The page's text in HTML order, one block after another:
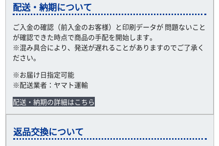
配送・納期について
ご入金の確認（前入金のお客様）と印刷データが 問題ないこと
が確認できた時点で商品の手配を開始します。
※混み具合により、発送が遅れることがありますのでご了承く
ださい。
※お届け日指定可能
※配送業者：ヤマト運輸
配送・納期の詳細はこちら
返品交換について